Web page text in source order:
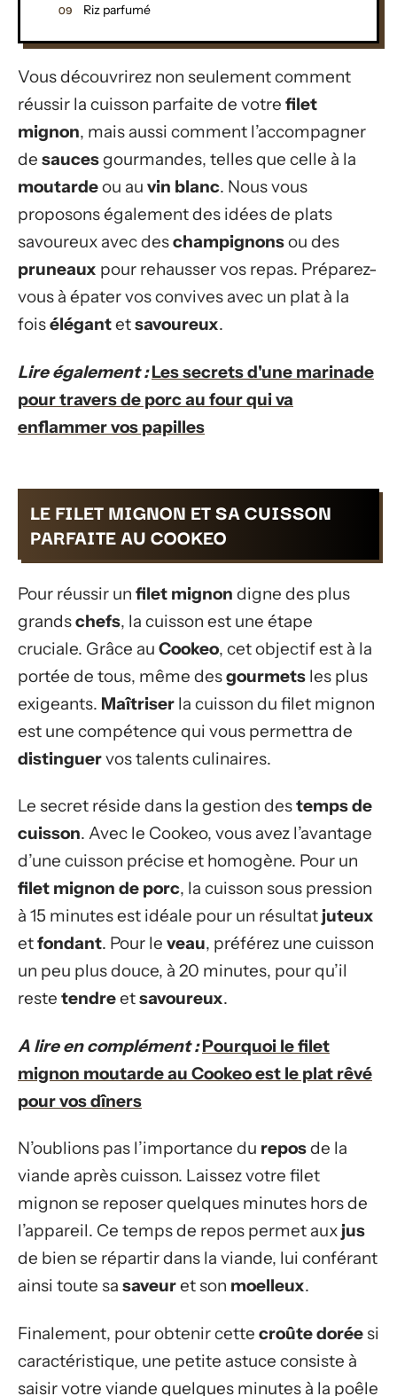
Riz parfumé
Vous découvrirez non seulement comment
réussir la cuisson parfaite de votre filet
mignon, mais aussi comment l’accompagner
de saucesgourmandes, telles que celle à la
moutardeou au vin blanc. Nous vous
proposons également des idées de plats
savoureux avec deschampignonsou des
pruneaux pour rehausser vos repas. Préparez-
vous à épater vos convives avec un plat à la
foisélégantetsavoureux.
Lire également : Les secrets d'une marinade
pour travers de porc au four qui va
enflammer vos papilles
LE FILET MIGNON ET SA CUISSON
PARFAITE AU COOKEO
Pour réussir un filet mignon digne des plus
grandschefs, la cuisson est une étape
cruciale. Grâce au Cookeo, cet objectif est à la
portée de tous, même desgourmets les plus
exigeants. Maîtriser la cuisson du filet mignon
est une compétence qui vous permettra de
distinguervos talents culinaires.
Le secret réside dans la gestion destemps de
cuisson. Avec le Cookeo, vous avez l’avantage
d’une cuisson précise et homogène. Pour un
filet mignon de porc, la cuisson sous pression
à 15 minutes est idéale pour un résultat juteux
etfondant. Pour le veau, préférez une cuisson
un peu plus douce, à 20 minutes, pour qu’il
reste tendreetsavoureux.
A lire en complément : Pourquoi le filet
mignon moutarde au Cookeo est le plat rêvé
pour vos dîners
N’oublions pas l’importance du reposde la
viande après cuisson. Laissez votre filet
mignon se reposer quelques minutes hors de
l’appareil. Ce temps de repos permet aux jus
de bien se répartir dans la viande, lui conférant
ainsi toute sa saveuret son moelleux.
Finalement, pour obtenir cette croûte doréesi
caractéristique, une petite astuce consiste à
saisir votre viande quelques minutes à la poêle